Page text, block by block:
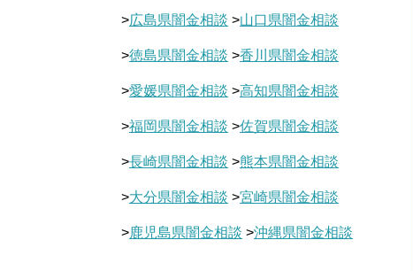
>広島県闇金相談 >山口県闇金相談
>徳島県闇金相談 >香川県闇金相談
>愛媛県闇金相談 >高知県闇金相談
>福岡県闇金相談 >佐賀県闇金相談
>長崎県闇金相談 >熊本県闇金相談
>大分県闇金相談 >宮崎県闇金相談
>鹿児島県闇金相談 >沖縄県闇金相談